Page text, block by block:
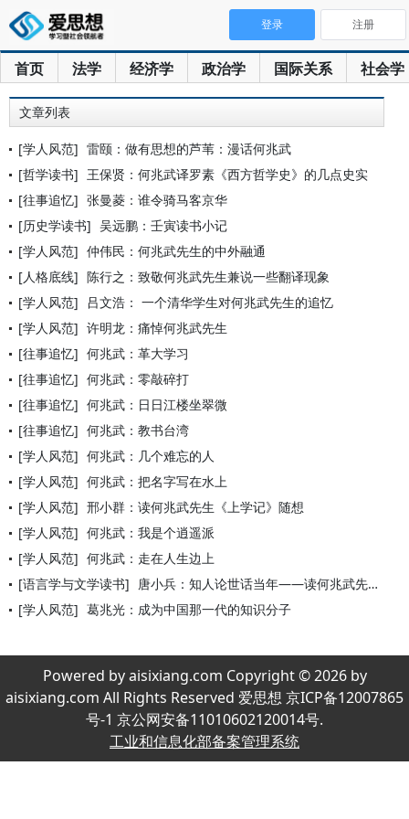
首页 法学 经济学 政治学 国际关系 社会学
登录 注册
文章列表
[学人风范] 雷颐：做有思想的芦苇：漫话何兆武
[哲学读书] 王保贤：何兆武译罗素《西方哲学史》的几点史实
[往事追忆] 张曼菱：谁令骑马客京华
[历史学读书] 吴远鹏：壬寅读书小记
[学人风范] 仲伟民：何兆武先生的中外融通
[人格底线] 陈行之：致敬何兆武先生兼说一些翻译现象
[学人风范]
吕文浩： 一个清华学生对何兆武先生的追忆
[学人风范] 许明龙：痛悼何兆武先生
[往事追忆] 何兆武：革大学习
[往事追忆] 何兆武：零敲碎打
[往事追忆] 何兆武：日日江楼坐翠微
[往事追忆] 何兆武：教书台湾
[学人风范] 何兆武：几个难忘的人
[学人风范] 何兆武：把名字写在水上
[学人风范] 邢小群：读何兆武先生《上学记》随想
[学人风范] 何兆武：我是个逍遥派
[学人风范] 何兆武：走在人生边上
[语言学与文学读书] 唐小兵：知人论世话当年——读何兆武先生《上学记》
[学人风范] 葛兆光：成为中国那一代的知识分子
Powered by aisixiang.com Copyright © 2026 by
aisixiang.com All Rights Reserved 爱思想 京ICP备12007865
号-1 京公网安备11010602120014号.
工业和信息化部备案管理系统